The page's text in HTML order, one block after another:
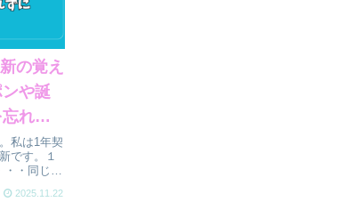
の覚え
や誕
れず
私は1年契
です。１
・・同じ事
な事を書い
2025.11.22